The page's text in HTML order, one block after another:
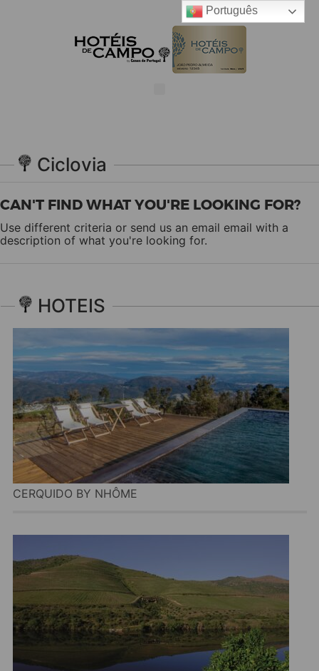
Ciclovia
CAN'T FIND WHAT YOU'RE LOOKING FOR?
Use different criteria or send us an email email with a
description of what you're looking for.
HOTEIS
CERQUIDO BY NHÔME
Português